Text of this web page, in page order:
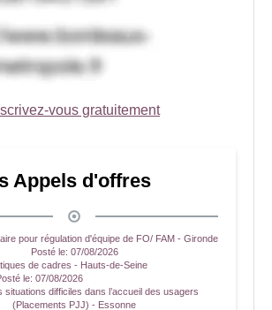
vous gratuitement
Appels d'offres
pour régulation d'équipe de FO/ FAM - Gironde
Posté le: 07/08/2026
de cadres - Hauts-de-Seine
le: 07/08/2026
situations difficiles dans l’accueil des usagers
(Placements PJJ) - Essonne